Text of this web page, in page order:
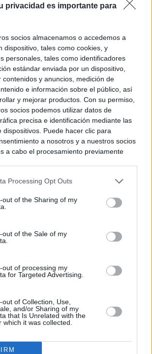
privacidad es importante para
socios almacenamos o accedemos a
dispositivo, tales como cookies, y
personales, tales como identificadores
estándar enviada por un dispositivo,
contenidos y anuncios, medición de
e información sobre el público, así
y mejorar productos. Con su permiso,
socios podemos utilizar datos de
precisa e identificación mediante las
dispositivos. Puede hacer clic para
a nosotros y a nuestros socios
a cabo el procesamiento previamente
Tenga en cuenta que algún
pero usted tiene el derecho de
Sus preferencias se aplicarán
entrando de nuevo en este sitio web o
política de privacidad.
Processing Opt Outs
out of the Sharing of my
out of the Sale of my
out of processing my
for Targeted Advertising.
of Collection, Use,
and/or Sharing of my
that Is Unrelated with the
which it was collected.